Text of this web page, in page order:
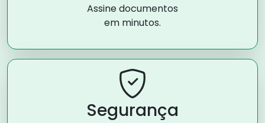
Assine documentos
em minutos.
Segurança